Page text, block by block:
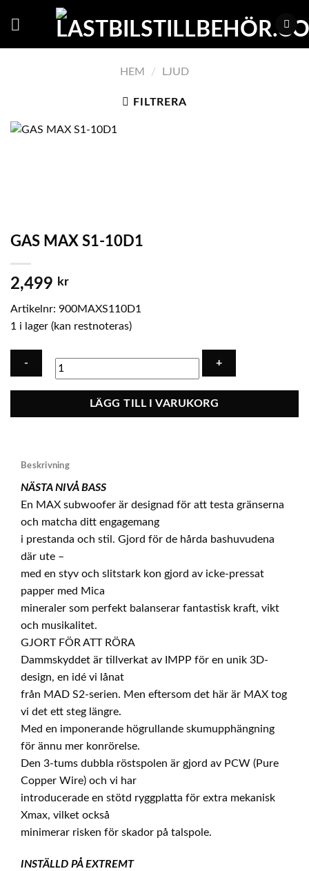
HEM / LJUD
FILTRERA
GAS MAX S1-10D1
2,499 kr
Artikelnr: 900MAXS110D1
1 i lager (kan restnoteras)
mängd
LÄGG TILL I VARUKORG
Beskrivning
NÄSTA NIVÅ BASS
En MAX subwoofer är designad för att testa gränserna
och matcha ditt engagemang
i prestanda och stil. Gjord för de hårda bashuvudena
där ute –
med en styv och slitstark kon gjord av icke-pressat
papper med Mica
mineraler som perfekt balanserar fantastisk kraft, vikt
och musikalitet.
GJORT FÖR ATT RÖRA
Dammskyddet är tillverkat av IMPP för en unik 3D-
design, en idé vi lånat
från MAD S2-serien. Men eftersom det här är MAX tog
vi det ett steg längre.
Med en imponerande högrullande skumupphängning
för ännu mer konrörelse.
Den 3-tums dubbla röstspolen är gjord av PCW (Pure
Copper Wire) och vi har
introducerade en stötd ryggplatta för extra mekanisk
Xmax, vilket också
minimerar risken för skador på talspole.
INSTÄLLD PÅ EXTREMT